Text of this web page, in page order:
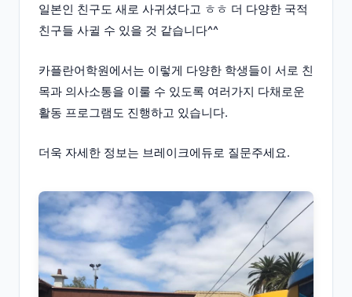
일본인 친구도 새로 사귀셨다고 ㅎㅎ 더 다양한 국적
친구들 사귈 수 있을 것 같습니다^^
카플란어학원에서는 이렇게 다양한 학생들이 서로 친
목과 의사소통을 이룰 수 있도록 여러가지 다채로운
활동 프로그램도 진행하고 있습니다.
더욱 자세한 정보는 브레이크에듀로 질문주세요.